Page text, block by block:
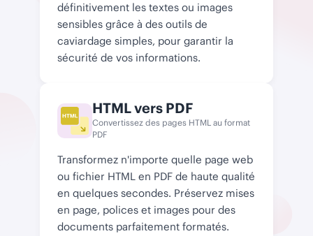
définitivement les textes ou images
sensibles grâce à des outils de
caviardage simples, pour garantir la
sécurité de vos informations.
HTML vers PDF
Convertissez des pages HTML au format
PDF
Transformez n'importe quelle page web
ou fichier HTML en PDF de haute qualité
en quelques secondes. Préservez mises
en page, polices et images pour des
documents parfaitement formatés.